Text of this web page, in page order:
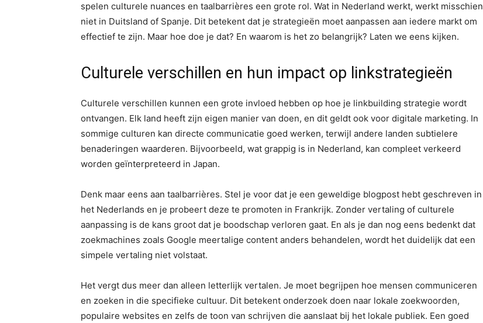
spelen culturele nuances en taalbarrières een grote rol. Wat in Nederland werkt, werkt misschien
niet in Duitsland of Spanje. Dit betekent dat je strategieën moet aanpassen aan iedere markt om
effectief te zijn. Maar hoe doe je dat? En waarom is het zo belangrijk? Laten we eens kijken.
Culturele verschillen en hun impact op linkstrategieën
Culturele verschillen kunnen een grote invloed hebben op hoe je linkbuilding strategie wordt
ontvangen. Elk land heeft zijn eigen manier van doen, en dit geldt ook voor digitale marketing. In
sommige culturen kan directe communicatie goed werken, terwijl andere landen subtielere
benaderingen waarderen. Bijvoorbeeld, wat grappig is in Nederland, kan compleet verkeerd
worden geïnterpreteerd in Japan.
Denk maar eens aan taalbarrières. Stel je voor dat je een geweldige blogpost hebt geschreven in
het Nederlands en je probeert deze te promoten in Frankrijk. Zonder vertaling of culturele
aanpassing is de kans groot dat je boodschap verloren gaat. En als je dan nog eens bedenkt dat
zoekmachines zoals Google meertalige content anders behandelen, wordt het duidelijk dat een
simpele vertaling niet volstaat.
Het vergt dus meer dan alleen letterlijk vertalen. Je moet begrijpen hoe mensen communiceren
en zoeken in die specifieke cultuur. Dit betekent onderzoek doen naar lokale zoekwoorden,
populaire websites en zelfs de toon van schrijven die aanslaat bij het lokale publiek. Een goed